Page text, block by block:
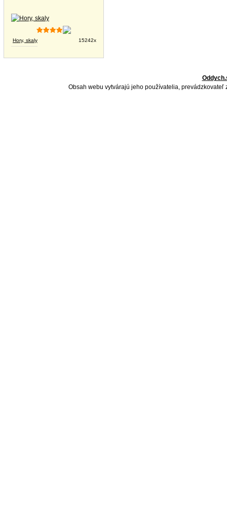
Hory, skaly 15242x
Obsah webu vytvárajú jeho používatelia,